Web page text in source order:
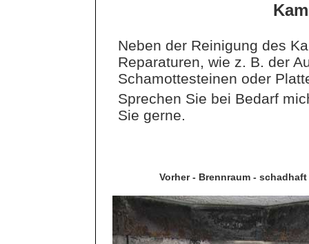
Neben der Reinigung des
Reparaturen, wie z. B. der
Schamottesteinen oder
Sprechen Sie bei Bedarf
Sie gerne.
Vorher - Brennraum - schadhaft